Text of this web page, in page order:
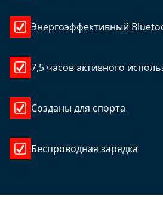
Энергоэффективный
7,5 часов активного
Созданы для спорта
Беспроводная зарядка